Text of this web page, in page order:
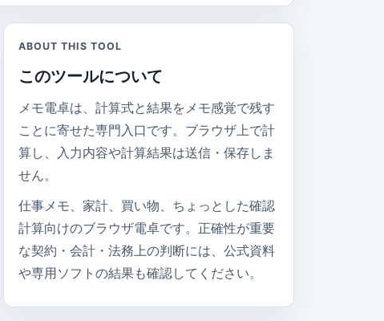
ABOUT THIS TOOL
このツールについて
メモ電卓は、計算式と結果をメモ感覚で残す
ことに寄せた専門入口です。ブラウザ上で計
算し、入力内容や計算結果は送信・保存しま
せん。
仕事メモ、家計、買い物、ちょっとした確認
計算向けのブラウザ電卓です。正確性が重要
な契約・会計・法務上の判断には、公式資料
や専用ソフトの結果も確認してください。